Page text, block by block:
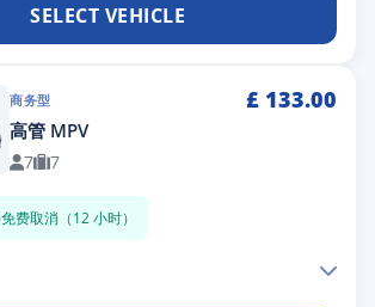
SELECT VEHICLE
商务型 £ 133.00
高管 MPV
7 7
免费取消（12 小时）